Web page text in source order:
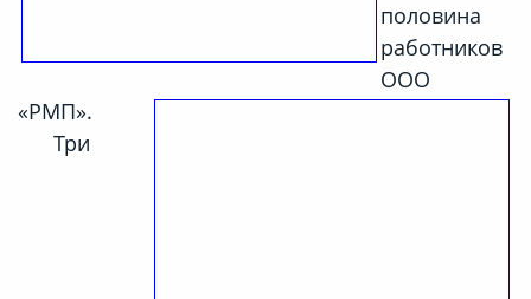
половина
работников
ООО
«РМП».
Три